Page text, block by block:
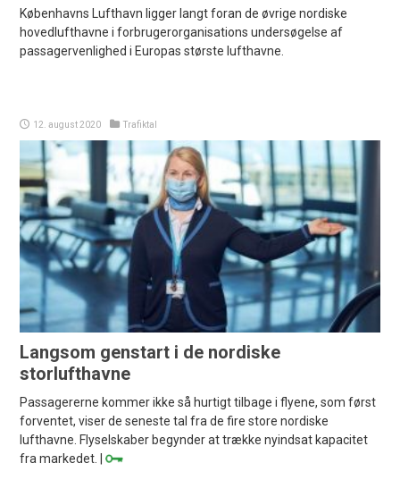
Københavns Lufthavn ligger langt foran de øvrige nordiske
hovedlufthavne i forbrugerorganisations undersøgelse af
passagervenlighed i Europas største lufthavne.
12. august 2020 Trafiktal
Langsom genstart i de nordiske
storlufthavne
Passagererne kommer ikke så hurtigt tilbage i flyene, som først
forventet, viser de seneste tal fra de fire store nordiske
lufthavne. Flyselskaber begynder at trække nyindsat kapacitet
fra markedet. |